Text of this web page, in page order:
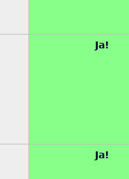
Ja!
Ja!